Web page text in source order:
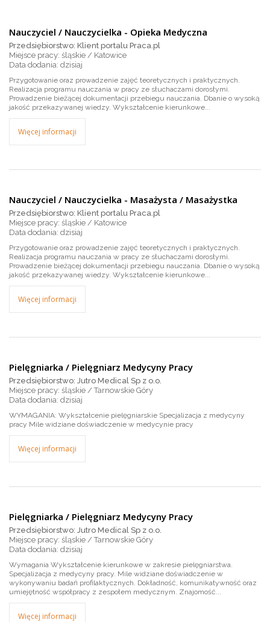
Nauczyciel / Nauczycielka - Opieka Medyczna
Przedsiębiorstwo: Klient portalu Praca.pl
Miejsce pracy: śląskie / Katowice
dzisiaj
Przygotowanie oraz prowadzenie zajęć teoretycznych i praktycznych.
Realizacja programu nauczania w pracy ze słuchaczami dorosłymi.
Prowadzenie bieżącej dokumentacji przebiegu nauczania. Dbanie o wysoką
jakość przekazywanej wiedzy. Wykształcenie kierunkowe...
Więcej informacji
Nauczyciel / Nauczycielka - Masażysta / Masażystka
Przedsiębiorstwo: Klient portalu Praca.pl
Miejsce pracy: śląskie / Katowice
dzisiaj
Przygotowanie oraz prowadzenie zajęć teoretycznych i praktycznych.
Realizacja programu nauczania w pracy ze słuchaczami dorosłymi.
Prowadzenie bieżącej dokumentacji przebiegu nauczania. Dbanie o wysoką
jakość przekazywanej wiedzy. Wykształcenie kierunkowe...
Więcej informacji
Pielęgniarka / Pielęgniarz Medycyny Pracy
Przedsiębiorstwo: Jutro Medical Sp z o.o.
Miejsce pracy: śląskie / Tarnowskie Góry
dzisiaj
WYMAGANIA: Wykształcenie pielęgniarskie Specjalizacja z medycyny
pracy Mile widziane doświadczenie w medycynie pracy
Więcej informacji
Pielęgniarka / Pielęgniarz Medycyny Pracy
Przedsiębiorstwo: Jutro Medical Sp z o.o.
Miejsce pracy: śląskie / Tarnowskie Góry
dzisiaj
Wymagania Wykształcenie kierunkowe w zakresie pielęgniarstwa.
Specjalizacja z medycyny pracy. Mile widziane doświadczenie w
wykonywaniu badań profilaktycznych. Dokładność, komunikatywność oraz
umiejętność współpracy z zespołem medycznym. Znajomość...
Więcej informacji